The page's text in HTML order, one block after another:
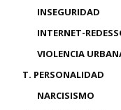
INSEGURIDAD
INTERNET-
VIOLENCIA
T. PERSONALIDAD
NARCISISMO